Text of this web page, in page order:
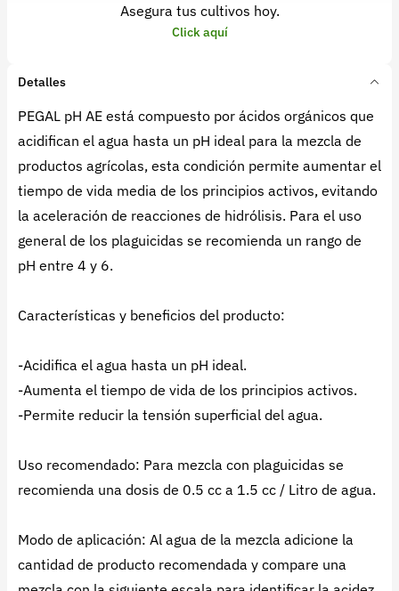
Asegura tus cultivos hoy.
Click aquí
Detalles
PEGAL pH AE está compuesto por ácidos orgánicos que
acidifican el agua hasta un pH ideal para la mezcla de
productos agrícolas, esta condición permite aumentar el
tiempo de vida media de los principios activos, evitando
la aceleración de reacciones de hidrólisis. Para el uso
general de los plaguicidas se recomienda un rango de
pH entre 4 y 6.
Características y beneficios del producto:
-Acidifica el agua hasta un pH ideal.
-Aumenta el tiempo de vida de los principios activos.
-Permite reducir la tensión superficial del agua.
Uso recomendado: Para mezcla con plaguicidas se
recomienda una dosis de 0.5 cc a 1.5 cc / Litro de agua.
Modo de aplicación: Al agua de la mezcla adicione la
cantidad de producto recomendada y compare una